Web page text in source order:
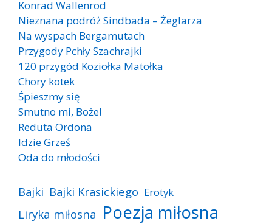
Konrad Wallenrod
Nieznana podróż Sindbada – Żeglarza
Na wyspach Bergamutach
Przygody Pchły Szachrajki
120 przygód Koziołka Matołka
Chory kotek
Śpieszmy się
Smutno mi, Boże!
Reduta Ordona
Idzie Grześ
Oda do młodości
Bajki Bajki Krasickiego Erotyk
Liryka miłosna Poezja miłosna